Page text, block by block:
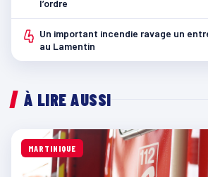
l’ordre
4 Un important incendie ravage un
au Lamentin
À LIRE AUSSI
MARTINIQUE